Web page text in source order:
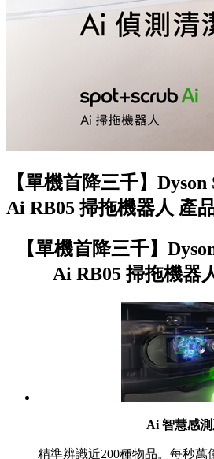
【單機首降三千】
Ai RB05 掃拖機器人 產
【單機首降三千】
Ai RB05 掃拖機器
Ai 智慧感
精準辨識近200種物品。每秒萬